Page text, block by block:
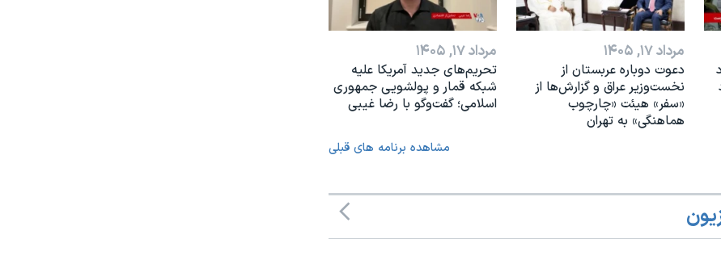
مرداد ۱۷, ۱۴۰۵
دعوت دوباره عربستان از
نخست‌وزیر عراق و گزارش‌ها از
«سفر» هیئت «چارچوب
هماهنگی» به تهران
مرداد ۱۷, ۱۴۰۵
تحریم‌های جدید آمریکا علیه
شبکه قمار و پولشویی جمهوری
اسلامی؛ گفت‌وگو با رضا غیبی
مشاهده برنامه های قبلی